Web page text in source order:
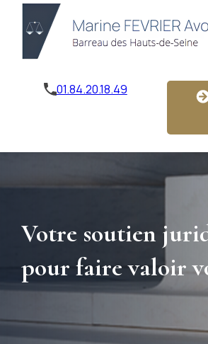
01.84.20.18.49
Votre soutien
pour faire valoir
Panneau de gestion des cookies